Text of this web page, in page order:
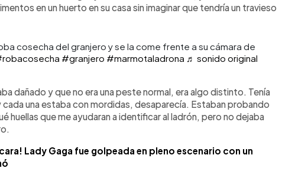
en un huerto en su casa sin imaginar que tendría un travieso
cosecha del granjero y se la come frente a su cámara de
#granjero #marmotaladrona ♬ sonido original
dañado y que no era una peste normal, era algo distinto. Tenía
una estaba con mordidas, desaparecía. Estaban probando
huellas que me ayudaran a identificar al ladrón, pero no dejaba
cara! Lady Gaga fue golpeada en pleno escenario con un